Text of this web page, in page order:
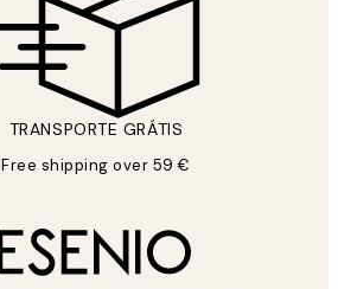
TRANSPORTE GRÁTIS
Free shipping over 59 €